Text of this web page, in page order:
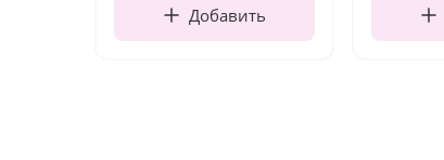
Добавить